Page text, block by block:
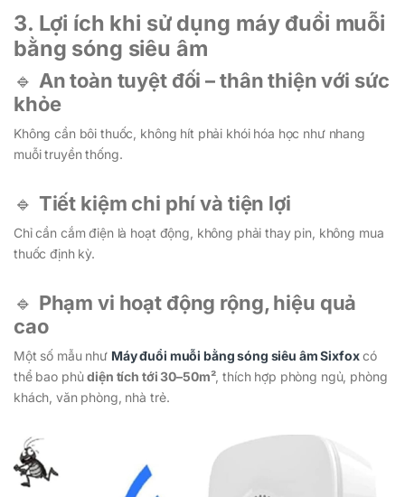
3. Lợi ích khi sử dụng máy đuổi muỗi
bằng sóng siêu âm
🔹 An toàn tuyệt đối – thân thiện với sức
khỏe
Không cần bôi thuốc, không hít phải khói hóa học như nhang
muỗi truyền thống.
🔹 Tiết kiệm chi phí và tiện lợi
Chỉ cần cắm điện là hoạt động, không phải thay pin, không mua
thuốc định kỳ.
🔹 Phạm vi hoạt động rộng, hiệu quả
cao
Một số mẫu như Máy đuổi muỗi bằng sóng siêu âm Sixfoxcó
thể bao phủdiện tích tới 30–50m², thích hợp phòng ngủ, phòng
khách, văn phòng, nhà trẻ.